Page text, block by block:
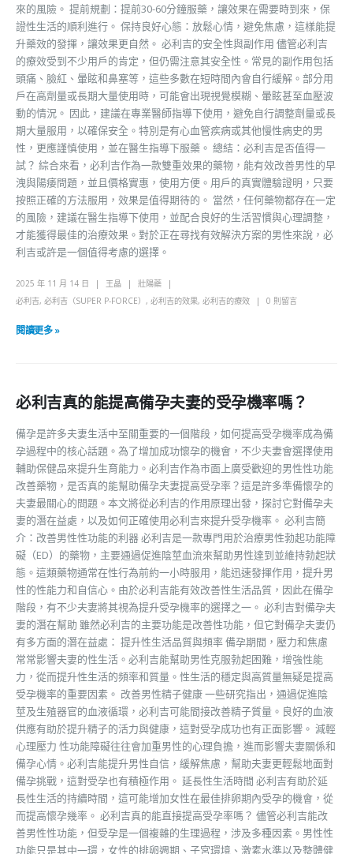
來的風險。 提前規劃：提前30-60分鐘服藥，讓效果在需要時到來，保
證性生活的順利進行。 保持良好心態：放鬆心情，避免焦慮，這樣能提
升藥效的發揮，讓效果更自然。 必利吉的安全性與副作用 儘管必利吉
的療效受到不少用戶的肯定，但仍需注意其安全性。常見的副作用包括
頭痛、臉紅、暈眩和鼻塞等，這些多數在短時間內會自行緩解。部分用
戶在高劑量或長期大量使用時，可能會出現視覺模糊、暈眩甚至血壓波
動的情況。 因此，建議在專業醫師指導下使用，避免自行調整劑量或長
期大量服用，以確保安全。特別是有心血管疾病或其他慢性病史的男
性，更應謹慎使用，並在醫生指導下服藥。 總結：必利吉是否值得一
試？ 綜合來看，必利吉作為一款雙重效果的藥物，能有效改善男性的早
洩與陽痿問題，並且價格實惠，使用方便。用戶的真實體驗證明，只要
按照正確的方法服用，效果是值得期待的。 當然，任何藥物都存在一定
的風險，建議在醫生指導下使用，並配合良好的生活習慣與心理調整，
才能獲得最佳的治療效果。對於正在尋找有效解決方案的男性來說，必
利吉或許是一個值得考慮的選擇。
2025 年 11 月 14 日 王晶
壯陽藥
必利吉, 必利吉（SUPER P-FORCE） , 必利吉的效果, 必利吉的療效 0 則留言
閱讀更多 »
必利吉真的能提高備孕夫妻的受孕機率嗎？
備孕是許多夫妻生活中至關重要的一個階段，如何提高受孕機率成為備
孕過程中的核心話題。為了增加成功懷孕的機會，不少夫妻會選擇使用
輔助保健品來提升生育能力。必利吉作為市面上廣受歡迎的男性性功能
改善藥物，是否真的能幫助備孕夫妻提高受孕率？這是許多準備懷孕的
夫妻最關心的問題。本文將從必利吉的作用原理出發，探討它對備孕夫
妻的潛在益處，以及如何正確使用必利吉來提升受孕機率。 必利吉簡
介：改善男性性功能的利器 必利吉是一款專門用於治療男性勃起功能障
礙（ED）的藥物，主要通過促進陰莖血流來幫助男性達到並維持勃起狀
態。這類藥物通常在性行為前約一小時服用，能迅速發揮作用，提升男
性的性能力和自信心。由於必利吉能有效改善性生活品質，因此在備孕
階段，有不少夫妻將其視為提升受孕機率的選擇之一。 必利吉對備孕夫
妻的潛在幫助 雖然必利吉的主要功能是改善性功能，但它對備孕夫妻仍
有多方面的潛在益處： 提升性生活品質與頻率 備孕期間，壓力和焦慮
常常影響夫妻的性生活。必利吉能幫助男性克服勃起困難，增強性能
力，從而提升性生活的頻率和質量。性生活的穩定與高質量無疑是提高
受孕機率的重要因素。 改善男性精子健康 一些研究指出，通過促進陰
莖及生殖器官的血液循環，必利吉可能間接改善精子質量。良好的血液
供應有助於提升精子的活力與健康，這對受孕成功也有正面影響。 減輕
心理壓力 性功能障礙往往會加重男性的心理負擔，進而影響夫妻關係和
備孕心情。必利吉能提升男性自信，緩解焦慮，幫助夫妻更輕鬆地面對
備孕挑戰，這對受孕也有積極作用。 延長性生活時間 必利吉有助於延
長性生活的持續時間，這可能增加女性在最佳排卵期內受孕的機會，從
而提高懷孕幾率。 必利吉真的能直接提高受孕率嗎？ 儘管必利吉能改
善男性性功能，但受孕是一個複雜的生理過程，涉及多種因素。男性性
功能只是其中一環，女性的排卵週期、子宮環境、激素水準以及整體健